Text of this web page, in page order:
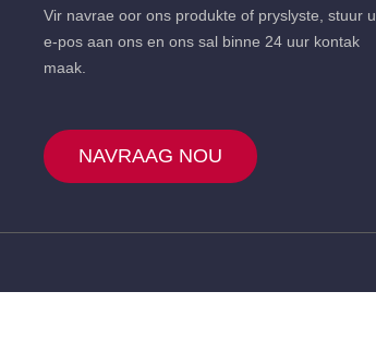
Vir navrae oor ons produkte of pryslyste, stuur u
e-pos aan ons en ons sal binne 24 uur kontak
maak.
NAVRAAG NOU